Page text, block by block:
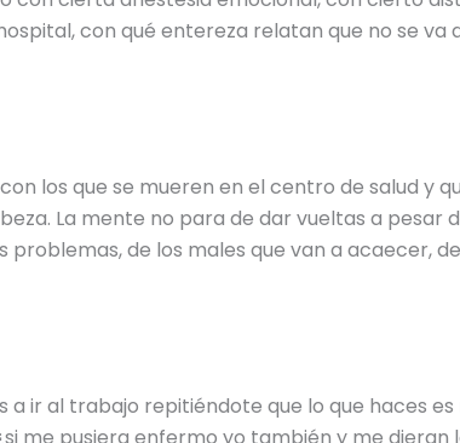
con qué entereza relatan que no se va
los que se mueren en el centro de salud y
La mente no para de dar vueltas a pesar
de los males que van a acaecer,
ir al trabajo repitiéndote que lo que haces